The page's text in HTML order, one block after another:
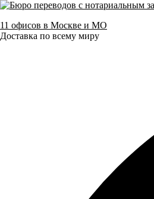
11 офисов в Москве и МО
Доставка по всему миру